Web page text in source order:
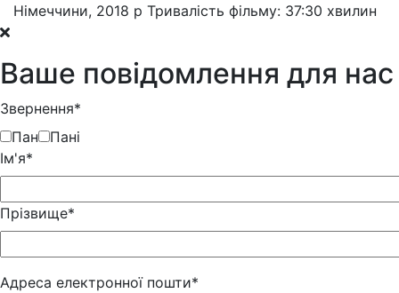
Німеччини, 2018 р Тривалість фільму: 37:30 хвилин
Ваше повідомлення для нас
Звернення*
Пан
Пані
Iм'я*
Прізвище*
Адреса електронної пошти*